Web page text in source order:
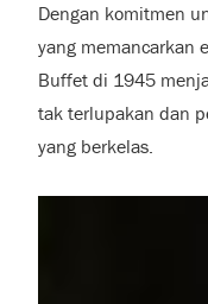
Dengan komitmen
yang memancarkan
Buffet di 1945
tak terlupakan dan
yang berkelas.